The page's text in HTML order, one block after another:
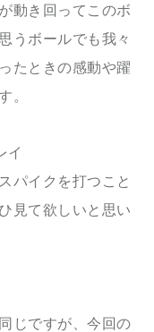
動き回ってこのボ
うボールでも我々
たときの感動や躍
。
イ
パイクを打つこと
見て欲しいと思い
じですが、今回の